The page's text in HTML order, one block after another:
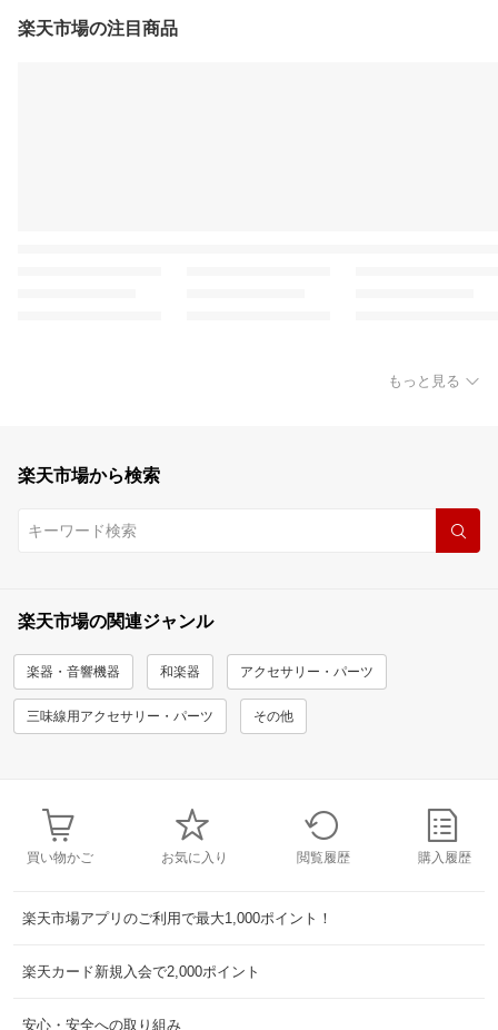
楽天市場の注目商品
もっと見る
楽天市場から検索
楽天市場の関連ジャンル
楽器・音響機器 和楽器 アクセサリー・パーツ
三味線用アクセサリー・パーツ その他
買い物かご お気に入り 閲覧履歴 購入履歴
楽天市場アプリのご利用で最大1,000ポイント！
楽天カード新規入会で2,000ポイント
安心・安全への取り組み